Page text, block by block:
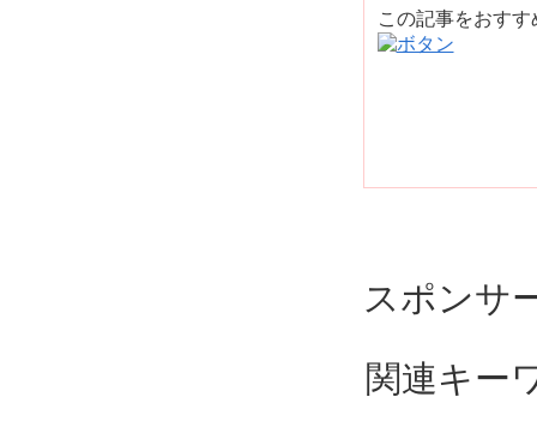
この記事をおす
スポンサ
関連キー